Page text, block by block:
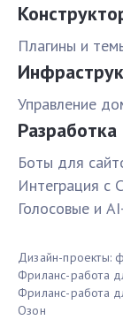
Плагины и
Управление
Боты для
Интеграция с
Голосовые и
Дизайн-проекты:
Фриланс-работа
Фриланс-работа
Озон